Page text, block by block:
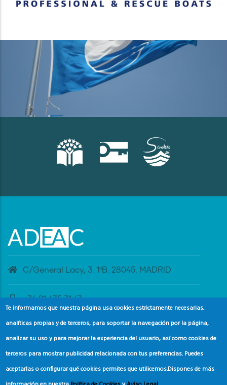
C/General Lacy, 3. 1ºB. 28045. MADRID
+34 91 435 31 47
banderaazul@adeac.es
Te informamos que nuestra página usa cookies estrictamente necesarias,
analíticas propias y de terceros, para soportar la navegación por la página,
analizar su uso y para mejorar la experiencia del usuario, así como cookies de
terceros para mostrar publicidad relacionada con tus preferencias. Puedes
aceptarlas o configurar qué cookies permites que utilicemos.Dispones de más